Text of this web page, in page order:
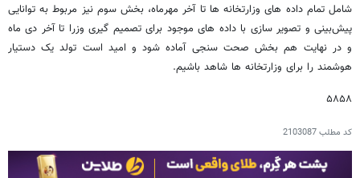
شامل تمام داده های وزارتخانه ها تا آخر مهرماه، بخش سوم نیز مربوط به توانایی
پیش‌بینی و تصویر سازی با داده های موجود برای تصمیم گیری وزرا تا آخر دی ماه
و در نهایت هم بخش صحت سنجی آماده شود و امید است تولد یک دستیار
هوشمند را برای وزارتخانه ها شاهد باشیم.
۵۸۵۸
کد مطلب2103087